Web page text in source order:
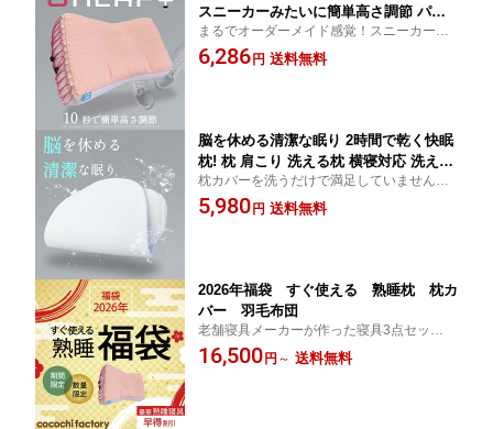
スニーカーみたいに簡単高さ調節 パイ
プ 枕高さ調整 スニーカー ドローコード
ウォッシャブル 洗える枕 SS 洗える枕
まるでオーダーメイド感覚！スニーカーの
様に紐で簡単に高さ調整！
6,286 円 送料無料
脳を休める清潔な眠り 2時間で乾く快眠
枕! 枕 肩こり 洗える枕 横寝対応 洗える
ウォッシャブル 高反発 いびき まくら
アウトドア 速乾 洗える枕 ギフト 通気
枕カバーを洗うだけで満足していません
か？ 3D特殊構造の「3Dエアロ」を使用し
たほぼ空気層の高反発枕。 洗いやすく速乾
5,980 円 送料無料
2026年福袋 すぐ使える 熟睡枕 枕カ
バー 羽毛布団
老舗寝具メーカーが作った寝具3点セット。
すべて国内で検品を行っており、機能面・
品質にこだわった本格寝具です。 数量限定
16,500 円 ～ 送料無料